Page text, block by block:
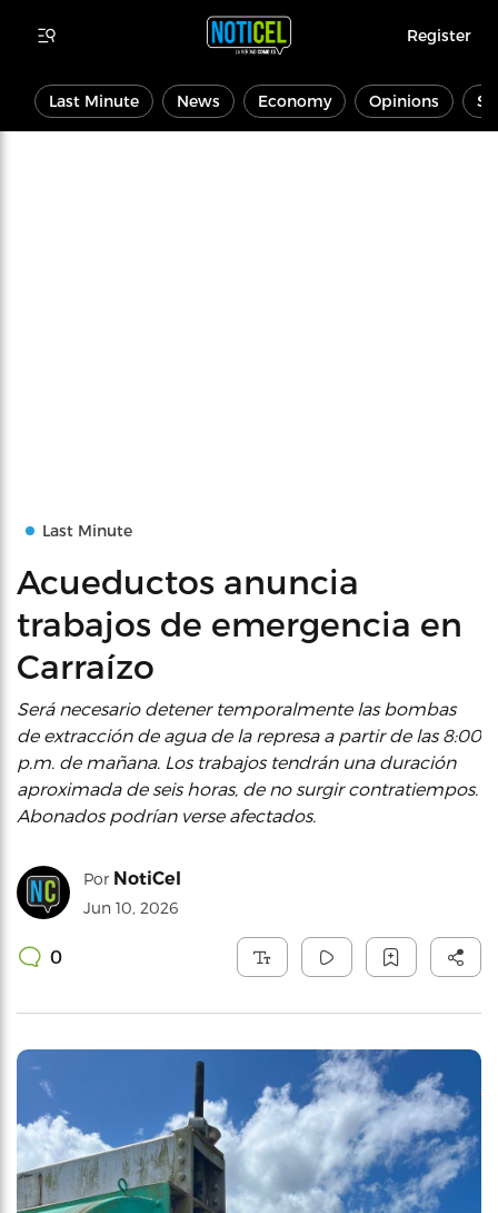
Register
Last Minute News Economy Opinions
Last Minute
Acueductos anuncia
trabajos de emergencia en
Carraízo
Será necesario detener temporalmente las bombas
de extracción de agua de la represa a partir de las 8:00
p.m. de mañana. Los trabajos tendrán una duración
aproximada de seis horas, de no surgir contratiempos.
Abonados podrían verse afectados.
Por NotiCel
Jun 10, 2026
0